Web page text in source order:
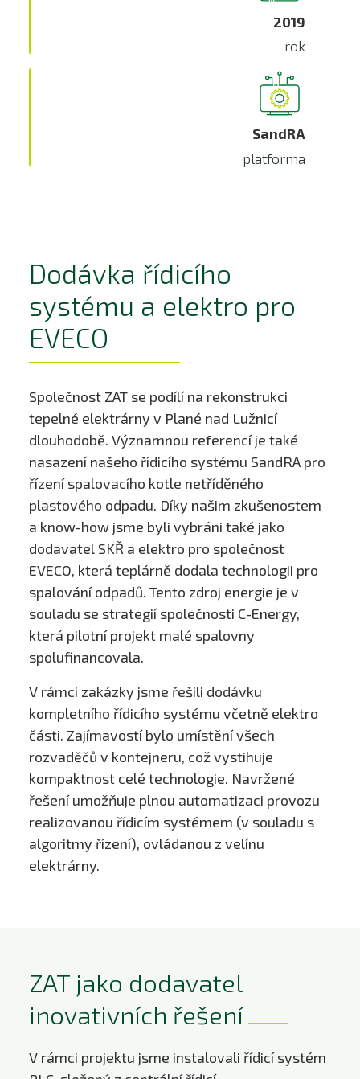
2019
rok
SandRA
platforma
Dodávka řídicího
systému a elektro pro
EVECO
Společnost ZAT se podílí na rekonstrukci
tepelné elektrárny v Plané nad Lužnicí
dlouhodobě. Významnou referencí je také
nasazení našeho řídicího systému SandRA pro
řízení spalovacího kotle netříděného
plastového odpadu. Díky našim zkušenostem
a know-how jsme byli vybráni také jako
dodavatel SKŘ a elektro pro společnost
EVECO, která teplárně dodala technologii pro
spalování odpadů. Tento zdroj energie je v
souladu se strategií společnosti C-Energy,
která pilotní projekt malé spalovny
spolufinancovala.
V rámci zakázky jsme řešili dodávku
kompletního řídicího systému včetně elektro
části. Zajímavostí bylo umístění všech
rozvaděčů v kontejneru, což vystihuje
kompaktnost celé technologie. Navržené
řešení umožňuje plnou automatizaci provozu
realizovanou řídicím systémem (v souladu s
algoritmy řízení), ovládanou z velínu
elektrárny.
ZAT jako dodavatel
inovativních řešení
V rámci projektu jsme instalovali řídicí systém